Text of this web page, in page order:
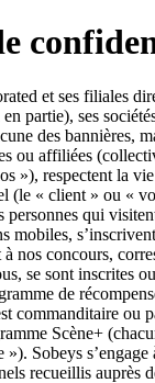
et ses filiales
partie), ses
des bannières,
ou affiliées
»), respectent la
(le « client » ou «
personnes qui
mobiles,
nos concours,
se sont inscrites
de
commanditaire ou
Scène+
Sobeys s’engage
recueillis auprès